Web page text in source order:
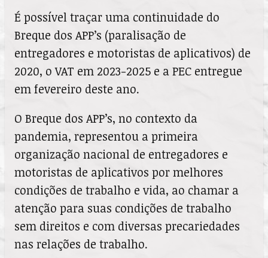
É possível traçar uma continuidade do
Breque dos APP’s (paralisação de
entregadores e motoristas de aplicativos) de
2020, o VAT em 2023-2025 e a PEC entregue
em fevereiro deste ano.
O Breque dos APP’s, no contexto da
pandemia, representou a primeira
organização nacional de entregadores e
motoristas de aplicativos por melhores
condições de trabalho e vida, ao chamar a
atenção para suas condições de trabalho
sem direitos e com diversas precariedades
nas relações de trabalho.